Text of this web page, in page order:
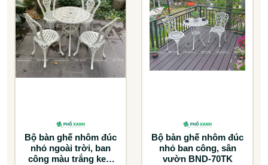
Bộ bàn ghế nhôm đúc
nhỏ ngoài trời, ban
công màu trắng kem
Bộ bàn ghế nhôm đúc
nhỏ ban công, sân
vườn BND-70TK